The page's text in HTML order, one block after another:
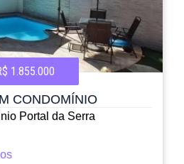
1.855.000
CONDOMÍNIO
Portal da Serra